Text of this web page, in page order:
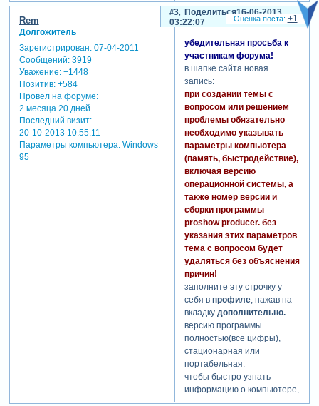
(отправка сообщений, фото
и видео) и, конечно,
поведения на форуме.
администрацией форума,
также было принято
решение о размещении
текста"обращения к
пользователю"в данной
теме, для того, чтобы
участники
зарегистрировавшиеся
ранее могли ознакомиться с
ним здесь.
администрация форума
просит всех участников
форума о содействии в
распространении данного
письма среди новичков,
путем перенаправления их
в эту тему .
давайте поможем новым
участникам форума
влиться в наш дружный
коллектив!
обращение к
пользователю
Поделиться
3
16-06-2013
03:22:07
Rem
Долгожитель
Зарегистрирован: 07-04-2011
Сообщений:3919
Уважение: +1448
Позитив: +584
Провел на форуме:
2 месяца 20 дней
Последний визит:
20-10-2013 10:55:11
Параметры компьютера:Windows
95
убедительная просьба к
участникам форума!
в шапке сайта новая
запись:
при создании темы с
вопросом или решением
проблемы обязательно
необходимо указывать
параметры компьютера
(память, быстродействие),
включая версию
операционной системы, а
также номер версии и
сборки программы
proshow producer. без
указания этих параметров
тема с вопросом будет
удаляться без объяснения
причин!
заполните эту строчку у
себя в профиле, нажав на
вкладку дополнительно.
версию программы
полностью(все цифры),
стационарная или
портабельная.
чтобы быстро узнать
информацию о компьютере,
жмем пуск/выполнить/
+1